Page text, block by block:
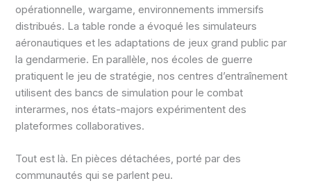
opérationnelle, wargame, environnements immersifs
distribués. La table ronde a évoqué les simulateurs
aéronautiques et les adaptations de jeux grand public par
la gendarmerie. En parallèle, nos écoles de guerre
pratiquent le jeu de stratégie, nos centres d’entraînement
utilisent des bancs de simulation pour le combat
interarmes, nos états-majors expérimentent des
plateformes collaboratives.
Tout est là. En pièces détachées, porté par des
communautés qui se parlent peu.